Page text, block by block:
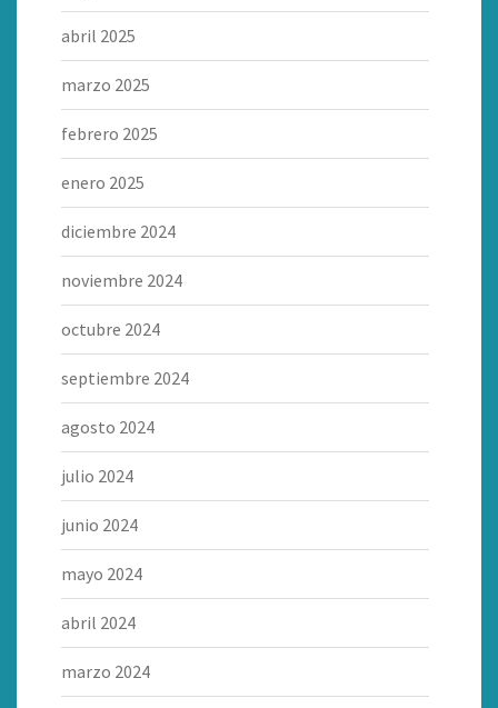
abril 2025
marzo 2025
febrero 2025
enero 2025
diciembre 2024
noviembre 2024
octubre 2024
septiembre 2024
agosto 2024
julio 2024
junio 2024
mayo 2024
abril 2024
marzo 2024